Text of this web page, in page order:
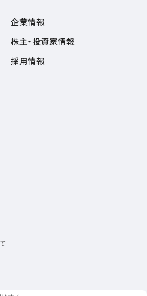
企業情報
株主・投資家情報
採用情報